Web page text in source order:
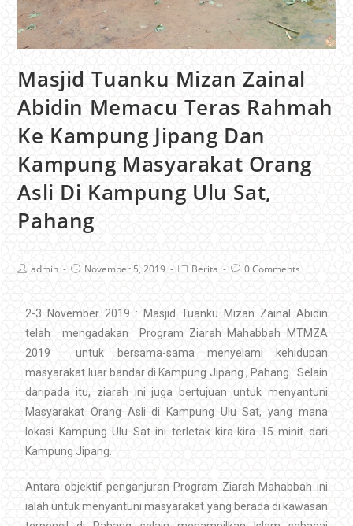
Masjid Tuanku Mizan Zainal
Abidin Memacu Teras Rahmah
Ke Kampung Jipang Dan
Kampung Masyarakat Orang
Asli Di Kampung Ulu Sat,
Pahang
admin November 5, 2019 Berita 0 Comments
2-3 November 2019 : Masjid Tuanku Mizan Zainal Abidin
telah mengadakan Program Ziarah Mahabbah MTMZA
2019 untuk bersama-sama menyelami kehidupan
masyarakat luar bandar di Kampung Jipang , Pahang . Selain
daripada itu, ziarah ini juga bertujuan untuk menyantuni
Masyarakat Orang Asli di Kampung Ulu Sat, yang mana
lokasi Kampung Ulu Sat ini terletak kira-kira 15 minit dari
Kampung Jipang.
Antara objektif penganjuran Program Ziarah Mahabbah ini
ialah untuk menyantuni masyarakat yang berada di kawasan